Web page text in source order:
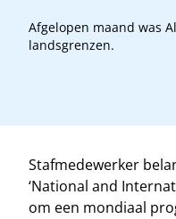
Afgelopen maand was
landsgrenzen.
Stafmedewerker
‘National and
om een mondiaal